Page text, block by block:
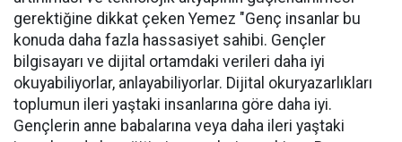
gerektiğine dikkat çeken Yemez "Genç insanlar bu
konuda daha fazla hassasiyet sahibi. Gençler
bilgisayarı ve dijital ortamdaki verileri daha iyi
okuyabiliyorlar, anlayabiliyorlar. Dijital okuryazarlıkları
toplumun ileri yaştaki insanlarına göre daha iyi.
Gençlerin anne babalarına veya daha ileri yaştaki